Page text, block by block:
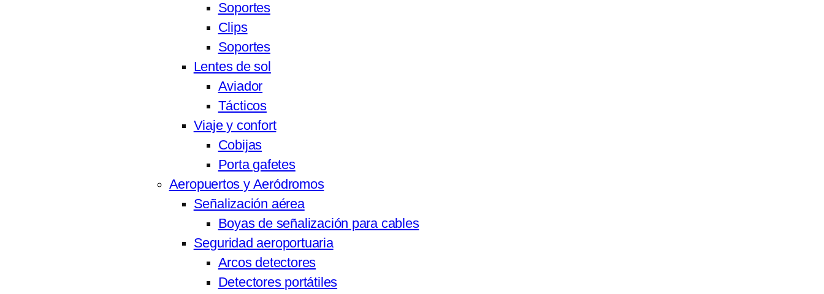
Soportes
Clips
Soportes
Lentes de sol
Aviador
Tácticos
Viaje y confort
Cobijas
Porta gafetes
Aeropuertos y Aeródromos
Señalización aérea
Boyas de señalización para cables
Seguridad aeroportuaria
Arcos detectores
Detectores portátiles